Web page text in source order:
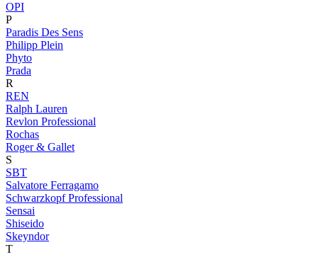
OPI
P
Paradis Des Sens
Philipp Plein
Phyto
Prada
R
REN
Ralph Lauren
Revlon Professional
Rochas
Roger & Gallet
S
SBT
Salvatore Ferragamo
Schwarzkopf Professional
Sensai
Shiseido
Skeyndor
T